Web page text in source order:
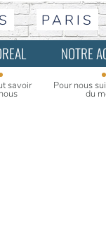
PARIS
savoir
NOTRE
Pour nous
du